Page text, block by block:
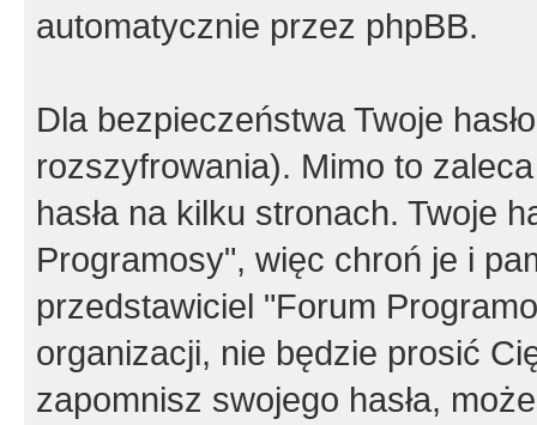
automatycznie przez phpBB.
Dla bezpieczeństwa Twoje
rozszyfrowania). Mimo to
hasła na kilku stronach. Twoje
Programosy", więc chroń je i
przedstawiciel "Forum
organizacji, nie będzie prosić
zapomnisz swojego hasła,